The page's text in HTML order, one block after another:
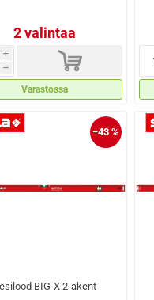
2 valintaa
i
h d
Varastossa
−43 %
BIG-X 2-akent